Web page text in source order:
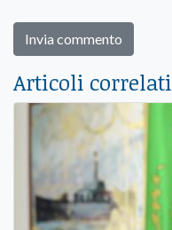
Articoli correlati